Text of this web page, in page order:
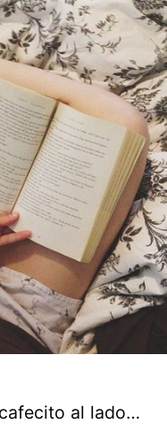
al lado…